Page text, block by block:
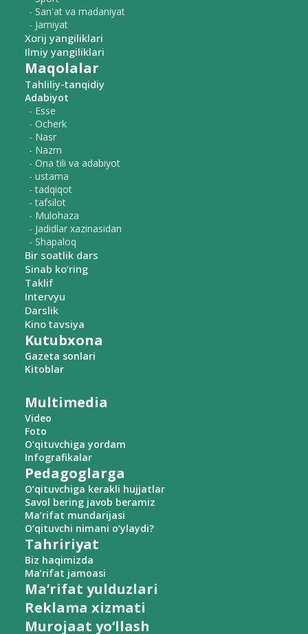
- San'at va madaniyat
- Jamiyat
Xorij yangiliklari
Ilmiy yangiliklari
Maqolalar
Tahliliy-tanqidiy
Adabiyot
- Esse
- Ocherk
- Nasr
- Nazm
- Ona tili va adabiyot
- ustama
- tadqiqot
- tafsilot
- Mulohaza
- Jadidlar xazinasidan
- Shapaloq
Bir soatlik dars
Sinab ko‘ring
Taklif
Intervyu
Darslik
Kino tavsiya
Kutubxona
Gazeta sonlari
Kitoblar
Multimedia
Video
Foto
O‘qituvchiga yordam
Infografikalar
Pedagoglarga
O‘qituvchiga kerakli hujjatlar
Savol bering javob beramiz
Ma’rifat mundarijasi
O‘qituvchi nimani o‘ylaydi?
Tahririyat
Biz haqimizda
Ma’rifat jamoasi
Ma’rifat yulduzlari
Reklama xizmati
Murojaat yo‘llash